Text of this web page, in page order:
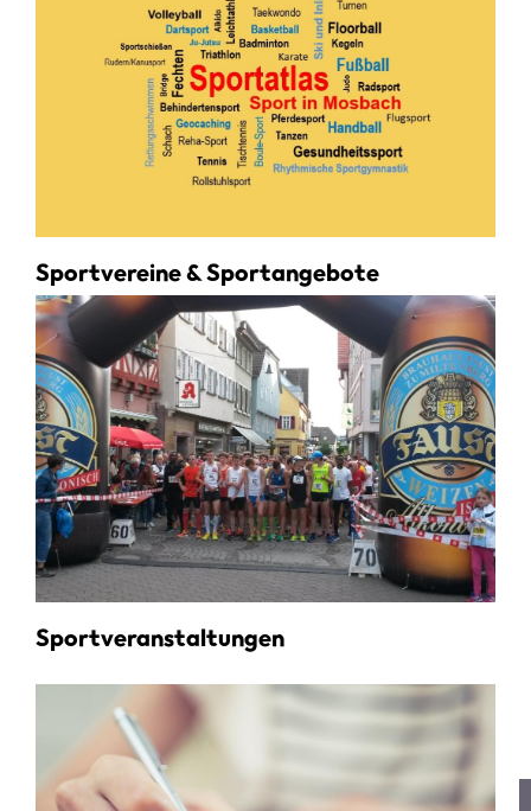
Sportvereine & Sportangebote
Sportveranstaltungen